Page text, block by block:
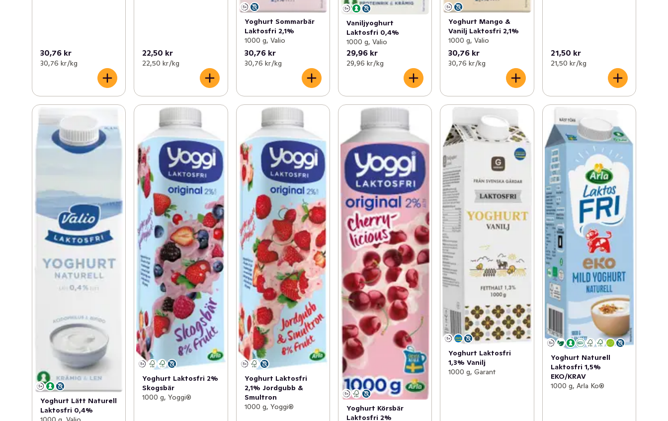
30,76 kr
30,76 kr /kg
22,50 kr
22,50 kr /kg
Yoghurt Sommarbär
Laktosfri 2,1%
1000 g, Valio
30,76 kr
30,76 kr /kg
Vaniljyoghurt
Laktosfri 0,4%
1000 g, Valio
29,96 kr
29,96 kr /kg
Yoghurt Mango &
Vanilj Laktosfri 2,1%
1000 g, Valio
30,76 kr
30,76 kr /kg
21,50 kr
21,50 kr /kg
Yoghurt Lätt Naturell
Laktosfri 0,4%
Yoghurt Laktosfri 2%
Skogsbär
1000 g, Yoggi®
Yoghurt Laktosfri
2,1% Jordgubb &
Smultron
1000 g, Yoggi®
Yoghurt Körsbär
Laktosfri 2%
Yoghurt Laktosfri
1,3% Vanilj
1000 g, Garant
Yoghurt Naturell
Laktosfri 1,5%
EKO/KRAV
1000 g, Arla Ko®